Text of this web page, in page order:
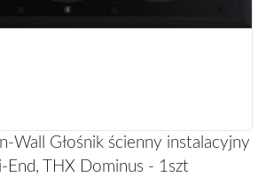
Wall Głośnik ścienny instalacyjny
End, THX Dominus - 1szt